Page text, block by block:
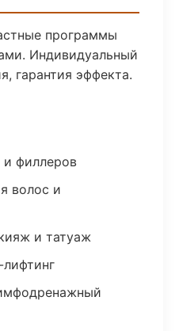
программы
Индивидуальный
гарантия эффекта.
и филлеров
волос и
и татуаж